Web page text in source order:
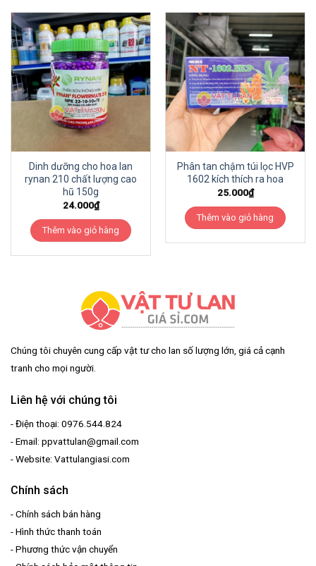
Dinh dưỡng cho hoa lan
rynan 210 chất lượng cao
hũ 150g
24.000₫
Thêm vào giỏ hàng
Phân tan chậm túi lọc HVP
1602 kích thích ra hoa
25.000₫
Thêm vào giỏ hàng
Chúng tôi chuyên cung cấp vật tư cho lan số lượng lớn, giá cả cạnh
tranh cho mọi người.
Liên hệ với chúng tôi
- Điện thoại: 0976.544.824
- Email: ppvattulan@gmail.com
- Website: Vattulangiasi.com
Chính sách
-Chính sách bán hàng
-Hình thức thanh toán
-Phương thức vận chuyển